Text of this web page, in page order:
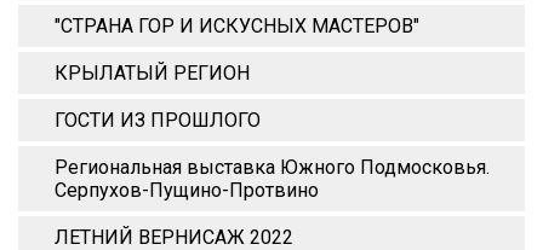
"СТРАНА ГОР И ИСКУСНЫХ МАСТЕРОВ"
КРЫЛАТЫЙ РЕГИОН
ГОСТИ ИЗ ПРОШЛОГО
Региональная выставка Южного Подмосковья.
Серпухов-Пущино-Протвино
ЛЕТНИЙ ВЕРНИСАЖ 2022